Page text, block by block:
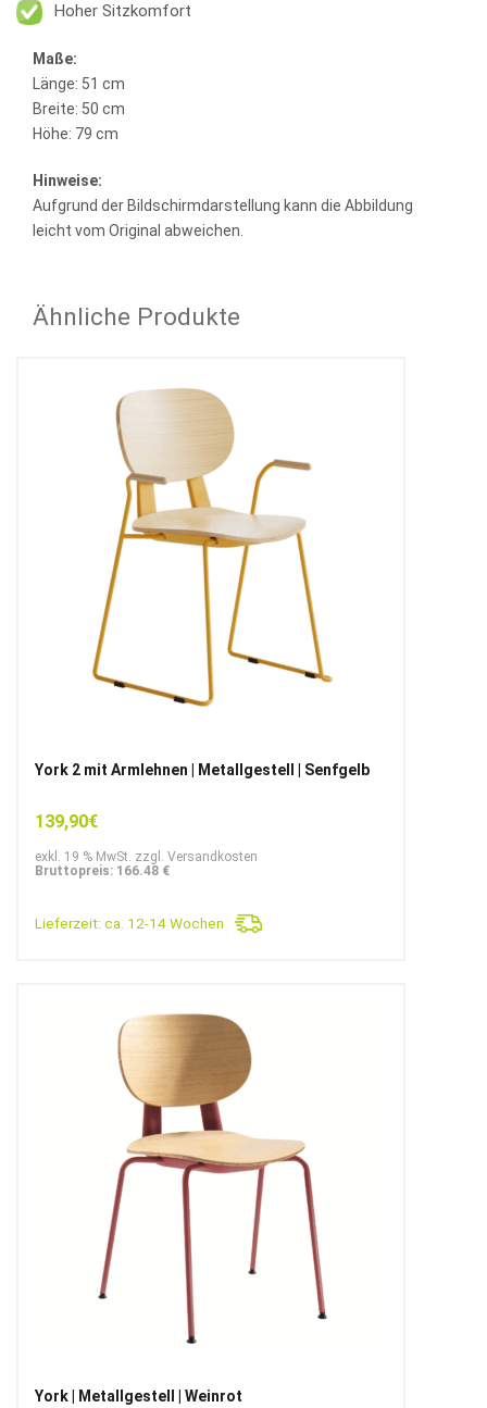
Hoher Sitzkomfort
Maße:
Länge: 51 cm
Breite: 50 cm
Höhe: 79 cm
Hinweise:
Aufgrund der Bildschirmdarstellung kann die Abbildung
leicht vom Original abweichen.
Ähnliche Produkte
York 2 mit Armlehnen | Metallgestell | Senfgelb
139,90€
exkl. 19 % MwSt. zzgl. Versandkosten
Bruttopreis: 166.48 €
Lieferzeit: ca. 12-14 Wochen
York | Metallgestell | Weinrot